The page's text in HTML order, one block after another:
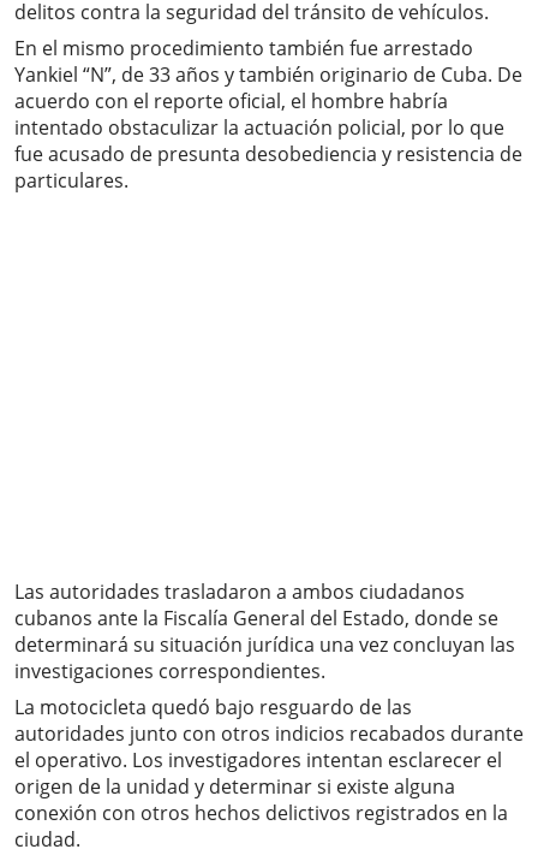
delitos contra la seguridad del tránsito de vehículos.
En el mismo procedimiento también fue arrestado
Yankiel “N”, de 33 años y también originario de Cuba. De
acuerdo con el reporte oficial, el hombre habría
intentado obstaculizar la actuación policial, por lo que
fue acusado de presunta desobediencia y resistencia de
particulares.
Las autoridades trasladaron a ambos ciudadanos
cubanos ante la Fiscalía General del Estado, donde se
determinará su situación jurídica una vez concluyan las
investigaciones correspondientes.
La motocicleta quedó bajo resguardo de las
autoridades junto con otros indicios recabados durante
el operativo. Los investigadores intentan esclarecer el
origen de la unidad y determinar si existe alguna
conexión con otros hechos delictivos registrados en la
ciudad.